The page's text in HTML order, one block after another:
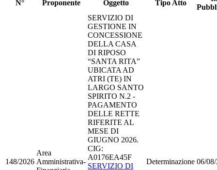
N° Proponente Oggetto Tipo Atto
148/2026
Area
Amministrativa-
SERVIZIO DI
GESTIONE IN
CONCESSIONE
DELLA CASA
DI RIPOSO
“SANTA RITA”
UBICATA AD
ATRI (TE) IN
LARGO SANTO
SPIRITO N.2 -
PAGAMENTO
DELLE RETTE
RIFERITE AL
MESE DI
GIUGNO 2026.
CIG:
A0176EA45F
SERVIZIO DI
Determinazione 06/